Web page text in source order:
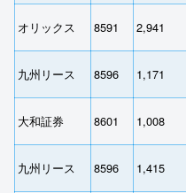
オリックス 8591 2,941
九州リース 8596 1,171
大和証券 8601 1,008
九州リース 8596 1,415